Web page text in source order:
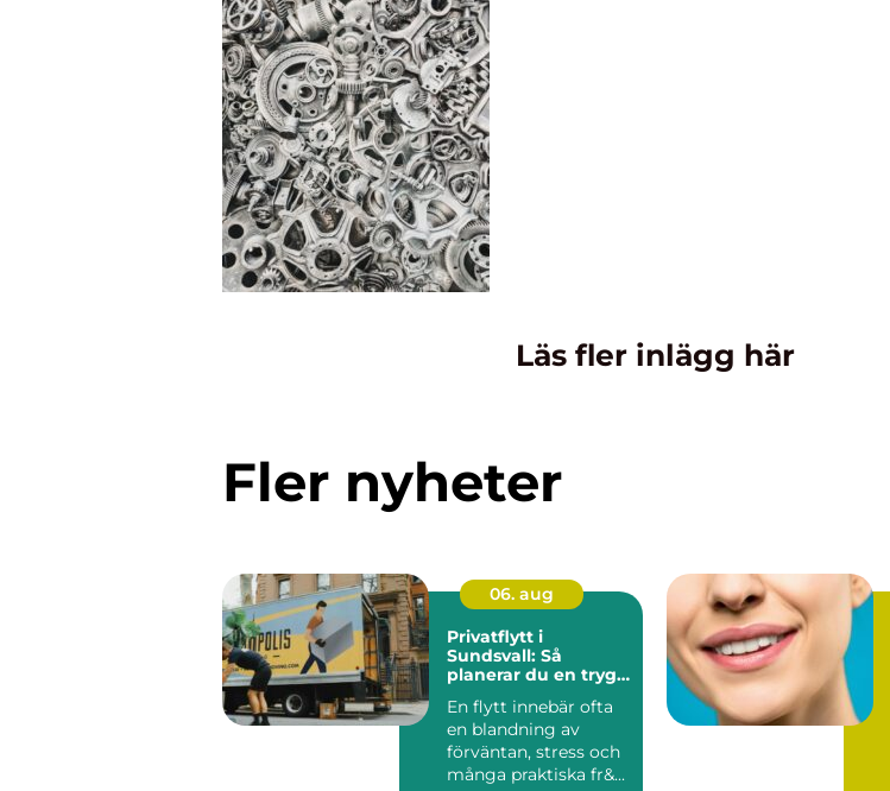
Läs fler inlägg här
Fler nyheter
06. aug
Privatflytt i
Sundsvall: Så
planerar du en trygg
En flytt innebär ofta
en blandning av
förväntan, stress och
många praktiska fr&...